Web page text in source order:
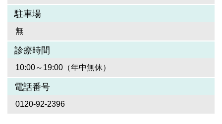
駐車場
無
診療時間
10:00～19:00（年中無休）
電話番号
0120-92-2396